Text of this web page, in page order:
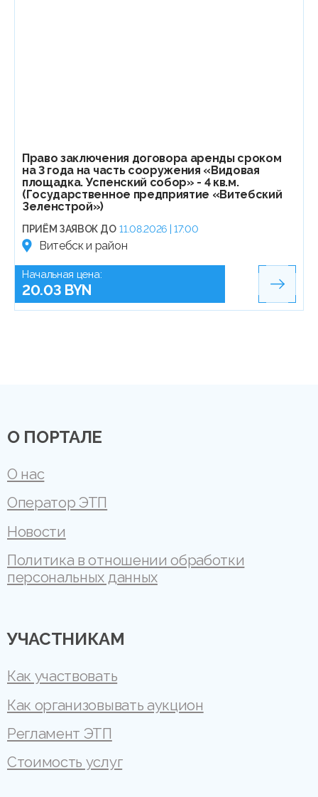
Право заключения договора аренды сроком
на 3 года на часть сооружения «Видовая
площадка. Успенский собор» - 4 кв.м.
(Государственное предприятие «Витебский
Зеленстрой»)
ПРИЁМ ЗАЯВОК ДО 11.08.2026 | 17:00
Витебск и район
Начальная цена:
20.03 BYN
О ПОРТАЛЕ
О нас
Оператор ЭТП
Новости
Политика в отношении обработки
персональных данных
УЧАСТНИКАМ
Как участвовать
Как организовывать аукцион
Регламент ЭТП
Стоимость услуг